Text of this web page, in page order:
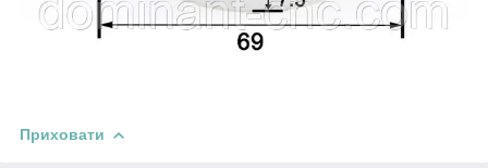
Приховати